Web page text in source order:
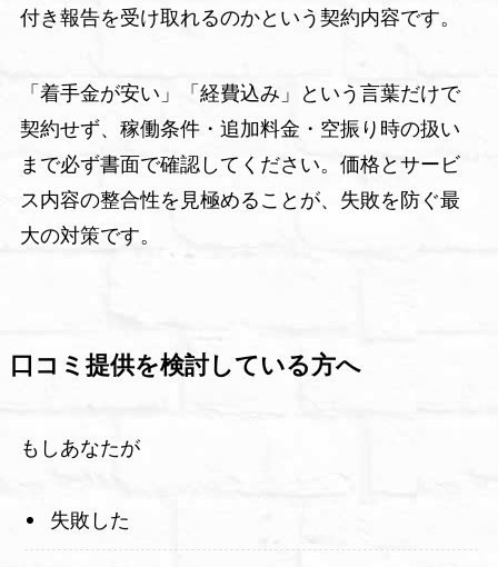
付き報告を受け取れるのかという契約内容です。
「着手金が安い」「経費込み」という言葉だけで
契約せず、稼働条件・追加料金・空振り時の扱い
まで必ず書面で確認してください。価格とサービ
ス内容の整合性を見極めることが、失敗を防ぐ最
大の対策です。
口コミ提供を検討している方へ
もしあなたが
失敗した